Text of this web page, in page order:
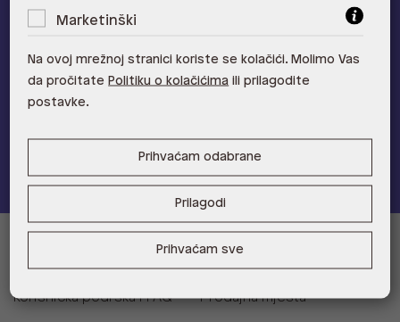
Provjerite naše pogodnosti
Pridružite se
Korisnička podrška i FAQ Prodajna mjesta
Marketinški
Na ovoj mrežnoj stranici koriste se kolačići. Molimo Vas
da pročitate Politiku o kolačićima ili prilagodite
postavke.
Prihvaćam odabrane
Prilagodi
Prihvaćam sve